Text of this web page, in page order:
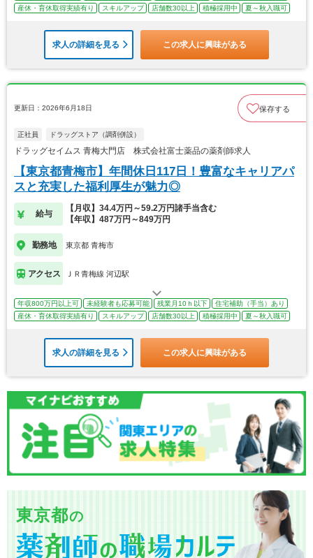
産休・育休取得実績有り
スキルアップ 店舗数30以上 積極採用中 夏～秋入職可
求人の詳細を見る この求人に興味がある
更新日：2026年6月18日 保存する
正社員 ドラッグストア（調剤併設）
ドラッグセイムス 青梅大門店 株式会社富士薬品の薬剤師求人
【東京都青梅市】年間休日117日！豊富なキャリアパ
スと充実した福利厚生が魅力◎
給与
【月収】34.4万円～59.2万円諸手当含む
【年収】487万円～849万円
勤務地 東京都 青梅市
アクセス ＪＲ青梅線 河辺駅
年収800万円以上可 未経験者も応募可能 残業月10ｈ以下
住宅補助（手当）あり
産休・育休取得実績有り
スキルアップ 店舗数30以上 積極採用中 夏～秋入職可
求人の詳細を見る この求人に興味がある
東京都の